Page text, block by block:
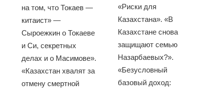
на том, что Токаев —
китаист» —
Сыроежкин о Токаеве
и Си, секретных
делах и о Масимове».
«Казахстан хвалят за
отмену смертной
«Риски для
Казахстана». «В
Казахстане снова
защищают семью
Назарбаевых?».
«Безусловный
базовый доход: